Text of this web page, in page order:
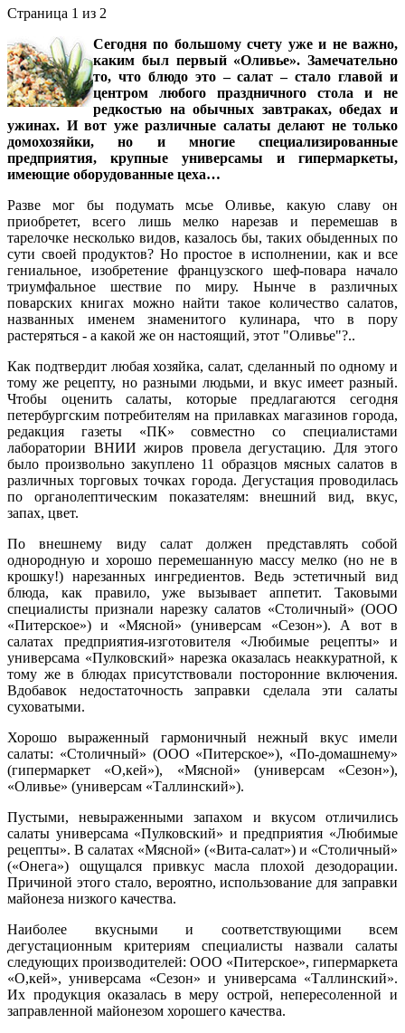
Страница 1 из 2
Сегодня по большому счету уже и не важно,
каким был первый «Оливье». Замечательно
то, что блюдо это – салат – стало главой и
центром любого праздничного стола и не
редкостью на обычных завтраках, обедах и
ужинах. И вот уже различные салаты делают не только
домохозяйки, но и многие специализированные
предприятия, крупные универсамы и гипермаркеты,
имеющие оборудованные цеха…
Разве мог бы подумать мсье Оливье, какую славу он
приобретет, всего лишь мелко нарезав и перемешав в
тарелочке несколько видов, казалось бы, таких обыденных по
сути своей продуктов? Но простое в исполнении, как и все
гениальное, изобретение французского шеф-повара начало
триумфальное шествие по миру. Нынче в различных
поварских книгах можно найти такое количество салатов,
названных именем знаменитого кулинара, что в пору
растеряться - а какой же он настоящий, этот "Оливье"?..
Как подтвердит любая хозяйка, салат, сделанный по одному и
тому же рецепту, но разными людьми, и вкус имеет разный.
Чтобы оценить салаты, которые предлагаются сегодня
петербургским потребителям на прилавках магазинов города,
редакция газеты «ПК» совместно со специалистами
лаборатории ВНИИ жиров провела дегустацию. Для этого
было произвольно закуплено 11 образцов мясных салатов в
различных торговых точках города. Дегустация проводилась
по органолептическим показателям: внешний вид, вкус,
запах, цвет.
По внешнему виду салат должен представлять собой
однородную и хорошо перемешанную массу мелко (но не в
крошку!) нарезанных ингредиентов. Ведь эстетичный вид
блюда, как правило, уже вызывает аппетит. Таковыми
специалисты признали нарезку салатов «Столичный» (ООО
«Питерское») и «Мясной» (универсам «Сезон»). А вот в
салатах предприятия-изготовителя «Любимые рецепты» и
универсама «Пулковский» нарезка оказалась неаккуратной, к
тому же в блюдах присутствовали посторонние включения.
Вдобавок недостаточность заправки сделала эти салаты
суховатыми.
Хорошо выраженный гармоничный нежный вкус имели
салаты: «Столичный» (ООО «Питерское»), «По-домашнему»
(гипермаркет «О,кей»), «Мясной» (универсам «Сезон»),
«Оливье» (универсам «Таллинский»).
Пустыми, невыраженными запахом и вкусом отличились
салаты универсама «Пулковский» и предприятия «Любимые
рецепты». В салатах «Мясной» («Вита-салат») и «Столичный»
(«Онега») ощущался привкус масла плохой дезодорации.
Причиной этого стало, вероятно, использование для заправки
майонеза низкого качества.
Наиболее вкусными и соответствующими всем
дегустационным критериям специалисты назвали салаты
следующих производителей: ООО «Питерское», гипермаркета
«О,кей», универсама «Сезон» и универсама «Таллинский».
Их продукция оказалась в меру острой, непересоленной и
заправленной майонезом хорошего качества.